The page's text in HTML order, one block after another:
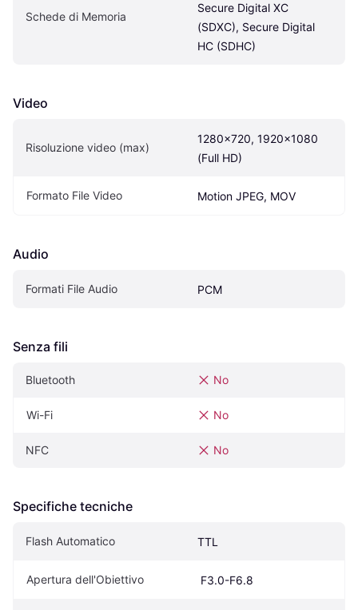
Schede di Memoria
Secure Digital XC
(SDXC), Secure Digital
HC (SDHC)
Video
Risoluzione video (max)
1280x720, 1920x1080
(Full HD)
Formato File Video Motion JPEG, MOV
Audio
Formati File Audio PCM
Senza fili
Bluetooth No
Wi-Fi No
NFC No
Specifiche tecniche
Flash Automatico TTL
Apertura dell'Obiettivo F3.0-F6.8